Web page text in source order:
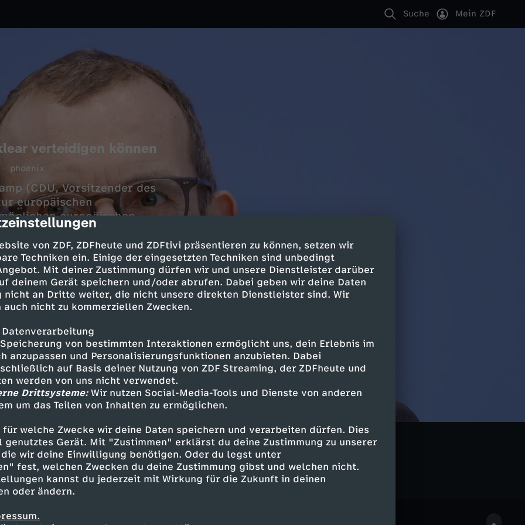
von ZDF, ZDFheute und ZDFtivi präsentieren zu können, setzen wir
Techniken ein. Einige der eingesetzten Techniken sind unbedingt
Mit deiner Zustimmung dürfen wir und unsere Dienstleister darüber
deinem Gerät speichern und/oder abrufen. Dabei geben wir deine Daten
nicht an Dritte weiter, die nicht unsere direkten Dienstleister sind. Wir
nicht zu kommerziellen Zwecken.
von bestimmten Interaktionen ermöglicht uns, dein Erlebnis im
anzupassen und Personalisierungsfunktionen anzubieten. Dabei
auf Basis deiner Nutzung von ZDF Streaming, der ZDFheute und
werden von uns nicht verwendet.
Drittsysteme:Wir nutzen Social-Media-Tools und Dienste von anderen
um das Teilen von Inhalten zu ermöglichen.
für welche Zwecke wir deine Daten speichern und verarbeiten dürfen. Dies
Gerät. Mit "Zustimmen" erklärst du deine Zustimmung zu unserer
wir deine Einwilligung benötigen. Oder du legst unter
fest, welchen Zwecken du deine Zustimmung gibst und welchen nicht.
kannst du jederzeit mit Wirkung für die Zukunft in deinen
oder ändern.
Suche Mein ZDF
verteidigen können
phoenix
(CDU, Vorsitzender des
europäischen
europäischen
entdecken
informativ phoenix tagesgespräch